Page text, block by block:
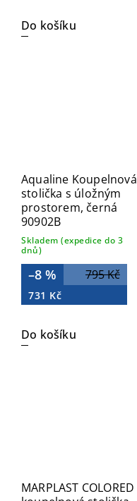
Do košíku
Aqualine Koupelnová
stolička s úložným
prostorem, černá
90902B
Skladem (expedice do 3
dnů)
795 Kč
–8 %
731 Kč
Do košíku
MARPLAST COLORED